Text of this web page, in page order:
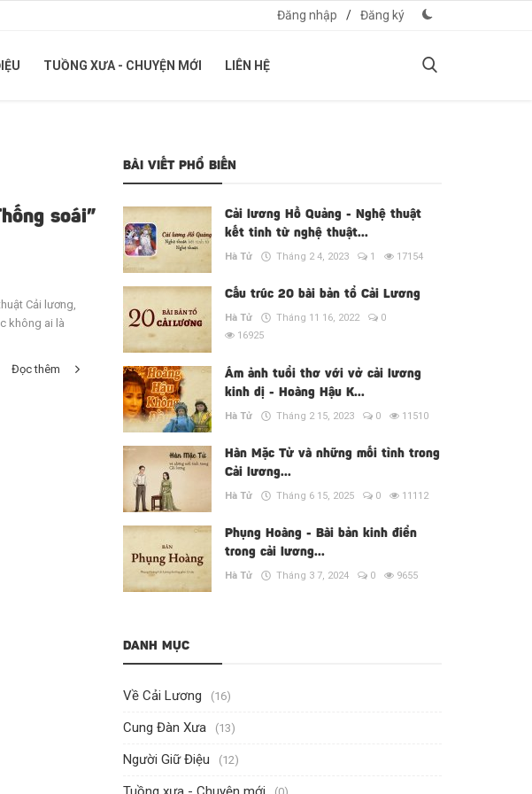
Đăng nhập / Đăng ký
TUỒNG XƯA - CHUYỆN MỚI LIÊN HỆ
soái”
Cải lương,
không ai là
Đọc thêm
BÀI VIẾT PHỔ BIẾN
Cải lương Hồ Quảng - Nghệ thuật
kết tinh từ nghệ thuật...
Hà Tử Tháng 2 4, 2023 1 17154
Cấu trúc 20 bài bản tổ Cải Lương
Hà Tử Tháng 11 16, 2022
0
16925
Ám ảnh tuổi thơ với vở cải lương
kinh dị - Hoàng Hậu K...
Hà Tử Tháng 2 15, 2023 0 11510
Hàn Mặc Tử và những mối tình trong
Cải lương...
Hà Tử Tháng 6 15, 2025 0 11112
Phụng Hoàng - Bài bản kinh điển
trong cải lương...
Hà Tử Tháng 3 7, 2024 0 9655
DANH MỤC
Về Cải Lương (16)
Cung Đàn Xưa (13)
Người Giữ Điệu (12)